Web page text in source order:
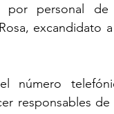
por personal de
excandidato
número
responsables de